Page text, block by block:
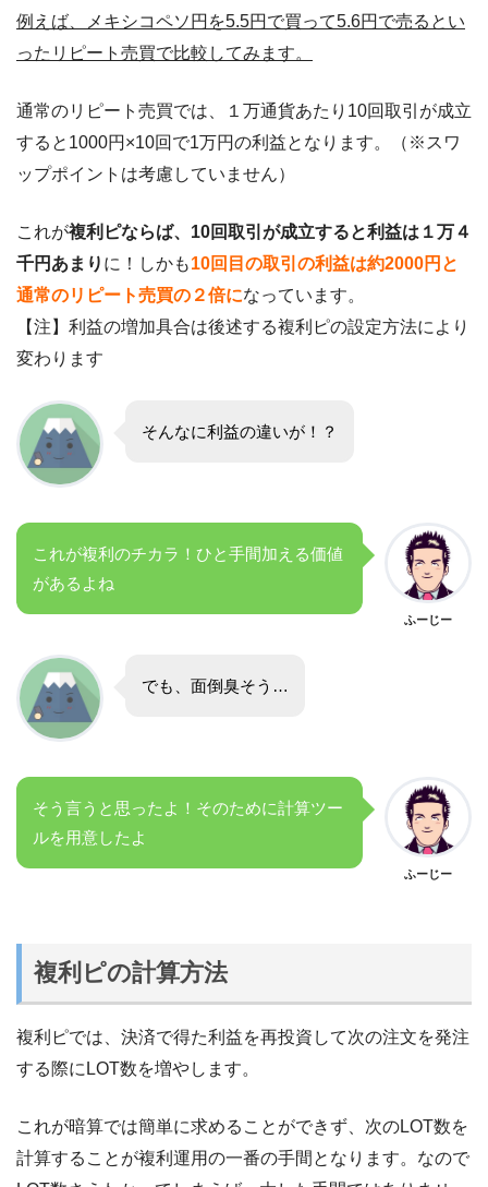
例えば、メキシコペソ円を5.5円で買って5.6円で売るとい
ったリピート売買で比較してみます。
通常のリピート売買では、１万通貨あたり10回取引が成立
すると1000円×10回で1万円の利益となります。（※スワ
ップポイントは考慮していません）
これが複利ピならば、10回取引が成立すると利益は１万４
千円あまり に！しかも10回目の取引の利益は約2000円と
通常のリピート売買の２倍になっています。
【注】利益の増加具合は後述する複利ピの設定方法により
変わります
そんなに利益の違いが！？
これが複利のチカラ！ひと手間加える価値
があるよね
ふーじー
でも、面倒臭そう…
そう言うと思ったよ！そのために計算ツー
ルを用意したよ
ふーじー
複利ピの計算方法
複利ピでは、決済で得た利益を再投資して次の注文を発注
する際にLOT数を増やします。
これが暗算では簡単に求めることができず、次のLOT数を
計算することが複利運用の一番の手間となります。なので